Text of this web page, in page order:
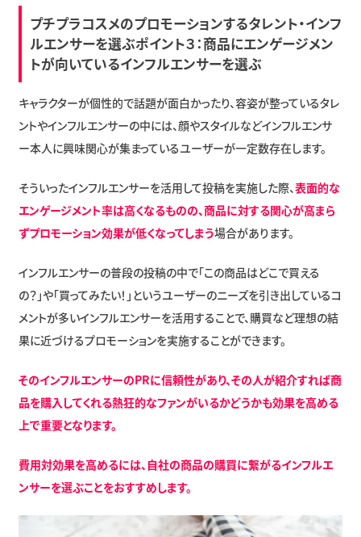
プチプラコスメのプロモーションするタレント・インフ
ルエンサーを選ぶポイント３：商品にエンゲージメン
トが向いているインフルエンサーを選ぶ
キャラクターが個性的で話題が面白かったり、容姿が整っているタレ
ントやインフルエンサーの中には、顔やスタイルなどインフルエンサ
ー本人に興味関心が集まっているユーザーが一定数存在します。
そういったインフルエンサーを活用して投稿を実施した際、表面的な
エンゲージメント率は高くなるものの、商品に対する関心が高まら
ずプロモーション効果が低くなってしまう場合があります。
インフルエンサーの普段の投稿の中で「この商品はどこで買える
の？」や「買ってみたい！」というユーザーのニーズを引き出しているコ
メントが多いインフルエンサーを活用することで、購買など理想の結
果に近づけるプロモーションを実施することができます。
そのインフルエンサーのPRに信頼性があり、その人が紹介すれば商
品を購入してくれる熱狂的なファンがいるかどうかも効果を高める
上で重要となります。
費用対効果を高めるには、自社の商品の購買に繋がるインフルエ
ンサーを選ぶことをおすすめします。